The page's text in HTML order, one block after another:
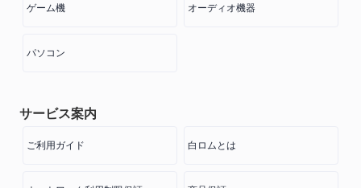
ゲーム機 オーディオ機器
パソコン
サービス案内
ご利用ガイド 白ロムとは